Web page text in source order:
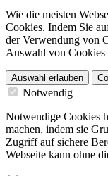
Wie die meisten
Cookies. Indem Sie
der Verwendung von
Auswahl von Cookies
Auswahl erlauben
Notwendig
Notwendige Cookies
machen, indem sie
Zugriff auf sichere
Webseite kann ohne